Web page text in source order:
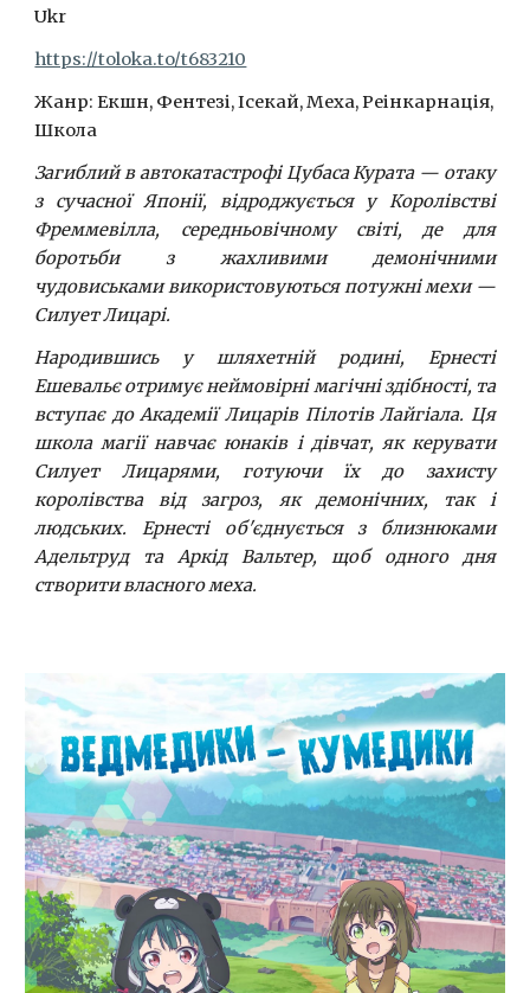
Ukr
https://toloka.to/t683210
Жанр: Екшн, Фентезі, Ісекай, Меха, Реінкарнація,
Школа
Загиблий в автокатастрофі Цубаса Курата — отаку
з сучасної Японії, відроджується у Королівстві
Фреммевілла, середньовічному світі, де для
боротьби з жахливими демонічними
чудовиськами використовуються потужні мехи —
Силует Лицарі.
Народившись у шляхетній родині, Ернесті
Ешевальє отримує неймовірні магічні здібності, та
вступає до Академії Лицарів Пілотів Лайгіала. Ця
школа магії навчає юнаків і дівчат, як керувати
Силует Лицарями, готуючи їх до захисту
королівства від загроз, як демонічних, так і
людських. Ернесті об'єднується з близнюками
Адельтруд та Аркід Вальтер, щоб одного дня
створити власного меха.